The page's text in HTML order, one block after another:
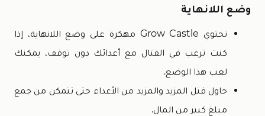
وضع اللانهاية
تحتوي Grow Castle مهكرة على وضع اللانهاية، إذا
كنت ترغب في القتال مع أعدائك دون توقف، يمكنك
لعب هذا الوضع.
حاول قتل المزيد والمزيد من الأعداء حتى تتمكن من جمع
مبلغ كبير من المال.